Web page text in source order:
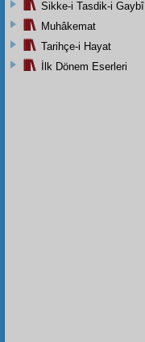
Sikke-i Tasdik-i Gaybî
Muhâkemat
Tarihçe-i Hayat
İlk Dönem Eserleri